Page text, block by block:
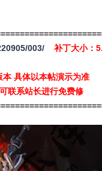
003/ 补丁大小
具体以本帖演示为准
联系站长进行免费修